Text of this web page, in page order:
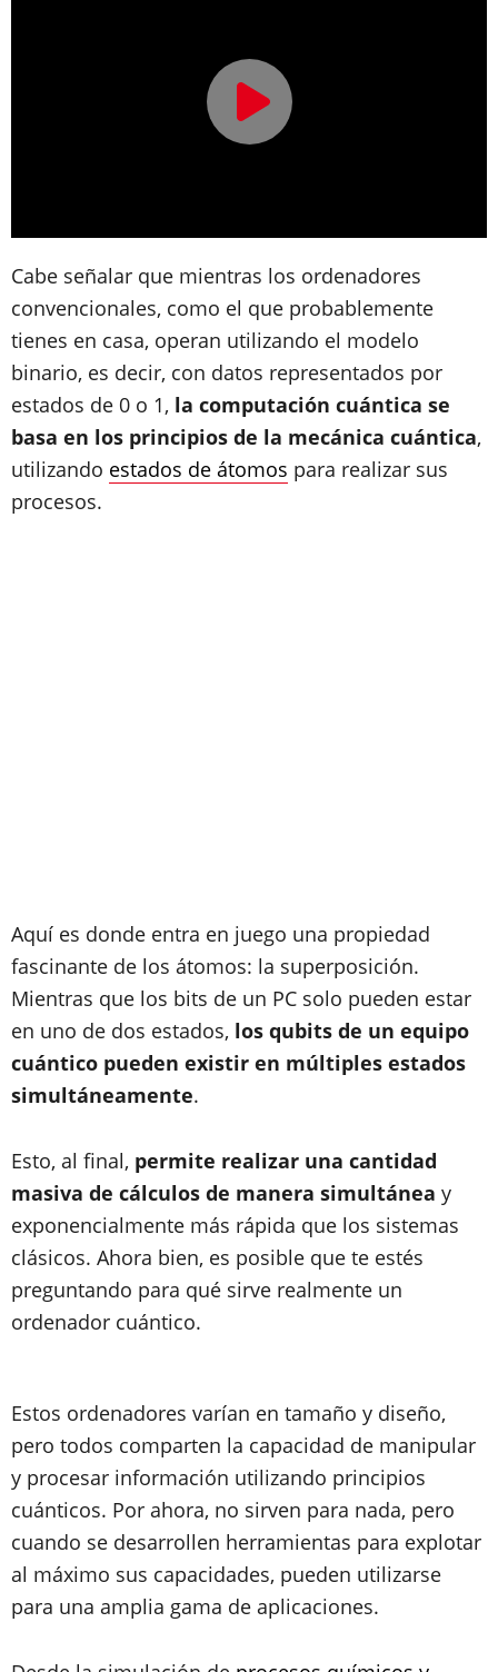
Cabe señalar que mientras los ordenadores
convencionales, como el que probablemente
tienes en casa, operan utilizando el modelo
binario, es decir, con datos representados por
estados de 0 o 1, la computación cuántica se
basa en los principios de la mecánica cuántica,
utilizando estados de átomos para realizar sus
procesos.
Aquí es donde entra en juego una propiedad
fascinante de los átomos: la superposición.
Mientras que los bits de un PC solo pueden estar
en uno de dos estados, los qubits de un equipo
cuántico pueden existir en múltiples estados
simultáneamente.
Esto, al final, permite realizar una cantidad
masiva de cálculos de manera simultánea y
exponencialmente más rápida que los sistemas
clásicos. Ahora bien, es posible que te estés
preguntando para qué sirve realmente un
ordenador cuántico.
Estos ordenadores varían en tamaño y diseño,
pero todos comparten la capacidad de manipular
y procesar información utilizando principios
cuánticos. Por ahora, no sirven para nada, pero
cuando se desarrollen herramientas para explotar
al máximo sus capacidades, pueden utilizarse
para una amplia gama de aplicaciones.